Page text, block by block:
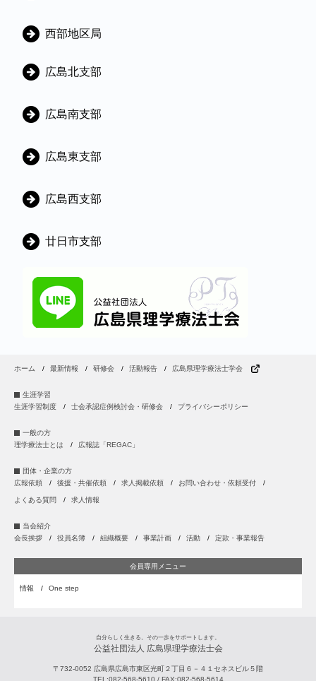
西部地区局
広島北支部
広島南支部
広島東支部
広島西支部
廿日市支部
ホーム 最新情報 研修会 活動報告 広島県理学療法士学会
生涯学習
生涯学習制度
士会承認症例検討会・研修会 プライバシーポリシー
一般の方
理学療法士とは
広報誌「REGAC」
団体・企業の方
広報依頼
後援・共催依頼 求人掲載依頼 お問い合わせ・依頼受付
よくある質問 求人情報
当会紹介
会長挨拶
役員名簿 組織概要 事業計画 活動 定款・事業報告
会員専用メニュー
情報 One step
自分らしく生きる。その一歩をサポートします。
公益社団法人 広島県理学療法士会
〒732-0052 広島県広島市東区光町２丁目６－４１セネスビル５階
TEL:082-568-5610/ FAX:082-568-5614